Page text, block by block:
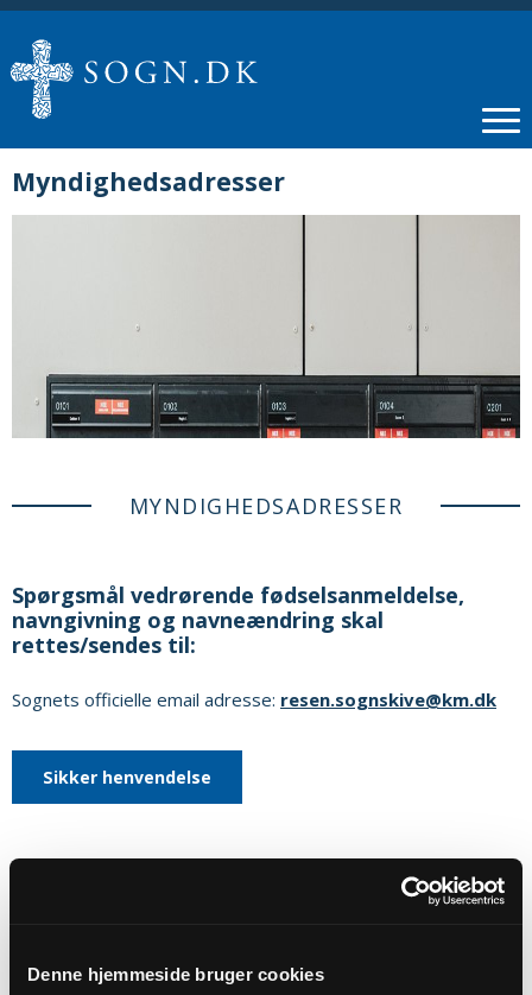
Denne hjemmeside bruger cookies
Myndighedsadresser
MYNDIGHEDSADRESSER
Spørgsmål vedrørende fødselsanmeldelse,
navngivning og navneændring skal
rettes/sendes til:
Sognets officielle email adresse: resen.sognskive@km.dk
Sikker henvendelse
Kirkevej 25A